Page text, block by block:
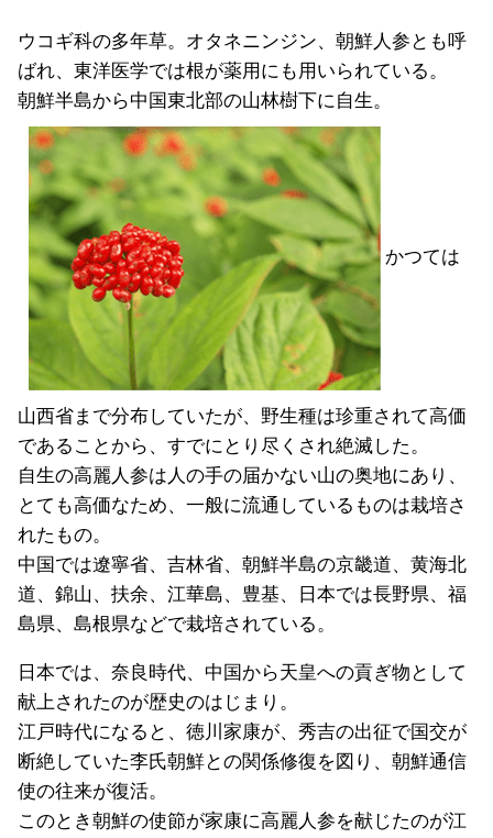
ウコギ科の多年草。オタネニンジン、朝鮮人参とも呼
ばれ、東洋医学では根が薬用にも用いられている。
朝鮮半島から中国東北部の山林樹下に自生。
かつては
山西省まで分布していたが、野生種は珍重されて高価
であることから、すでにとり尽くされ絶滅した。
自生の高麗人参は人の手の届かない山の奥地にあり、
とても高価なため、一般に流通しているものは栽培さ
れたもの。
中国では遼寧省、吉林省、朝鮮半島の京畿道、黄海北
道、錦山、扶余、江華島、豊基、日本では長野県、福
島県、島根県などで栽培されている。
日本では、奈良時代、中国から天皇への貢ぎ物として
献上されたのが歴史のはじまり。
江戸時代になると、徳川家康が、秀吉の出征で国交が
断絶していた李氏朝鮮との関係修復を図り、朝鮮通信
使の往来が復活。
このとき朝鮮の使節が家康に高麗人参を献じたのが江